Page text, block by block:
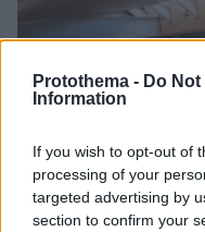
Protothema - Do
Information
If you wish to opt-out of
processing of your
targeted advertising by
section to confirm your